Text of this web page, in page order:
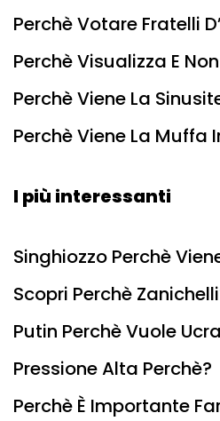
Perchè Votare Fratelli
Perchè Visualizza E
Perchè Viene La
Perchè Viene La Muffa
I più interessanti
Singhiozzo Perchè
Scopri Perchè
Putin Perchè Vuole
Pressione Alta Perchè?
Perchè È Importante